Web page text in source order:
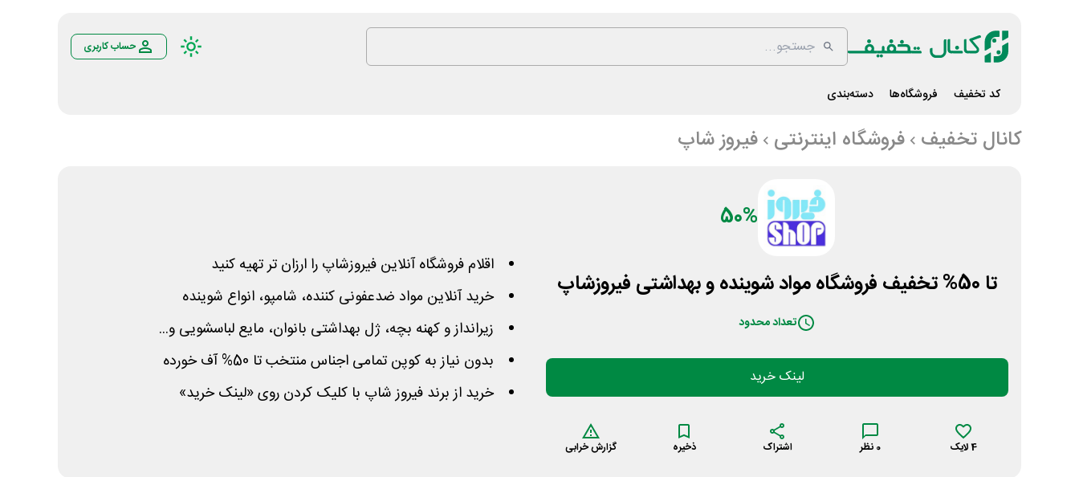
حساب کاربری
کد تخفیف فروشگاه‌ها دسته‌بندی
کانال تخفیف فروشگاه اینترنتی فیروز شاپ
50%
تا 50% تخفیف فروشگاه مواد شوینده و بهداشتی فیروزشاپ
تعداد محدود
لینک خرید
4 لایک 0 نظر اشتراک ذخیره گزارش خرابی
اقلام فروشگاه آنلاین فیروزشاپ را ارزان تر تهیه کنید
خرید آنلاین مواد ضدعفونی کننده، شامپو، انواع شوینده
زیرانداز و کهنه بچه، ژل بهداشتی بانوان، مایع لباسشویی و...
بدون نیاز به کوپن تمامی اجناس منتخب تا 50% آف خورده
خرید از برند فیروز شاپ با کلیک کردن روی «لینک خرید»